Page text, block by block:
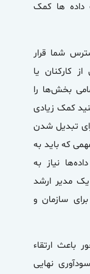
داده ها کمک
شما قرار
کارکنان یا
بخش‌ها را
کمک زیادی
تبدیل شدن
که باید به
نیاز به
مدیر ارشد
سازمان و
باعث ارتقاء
نهایی